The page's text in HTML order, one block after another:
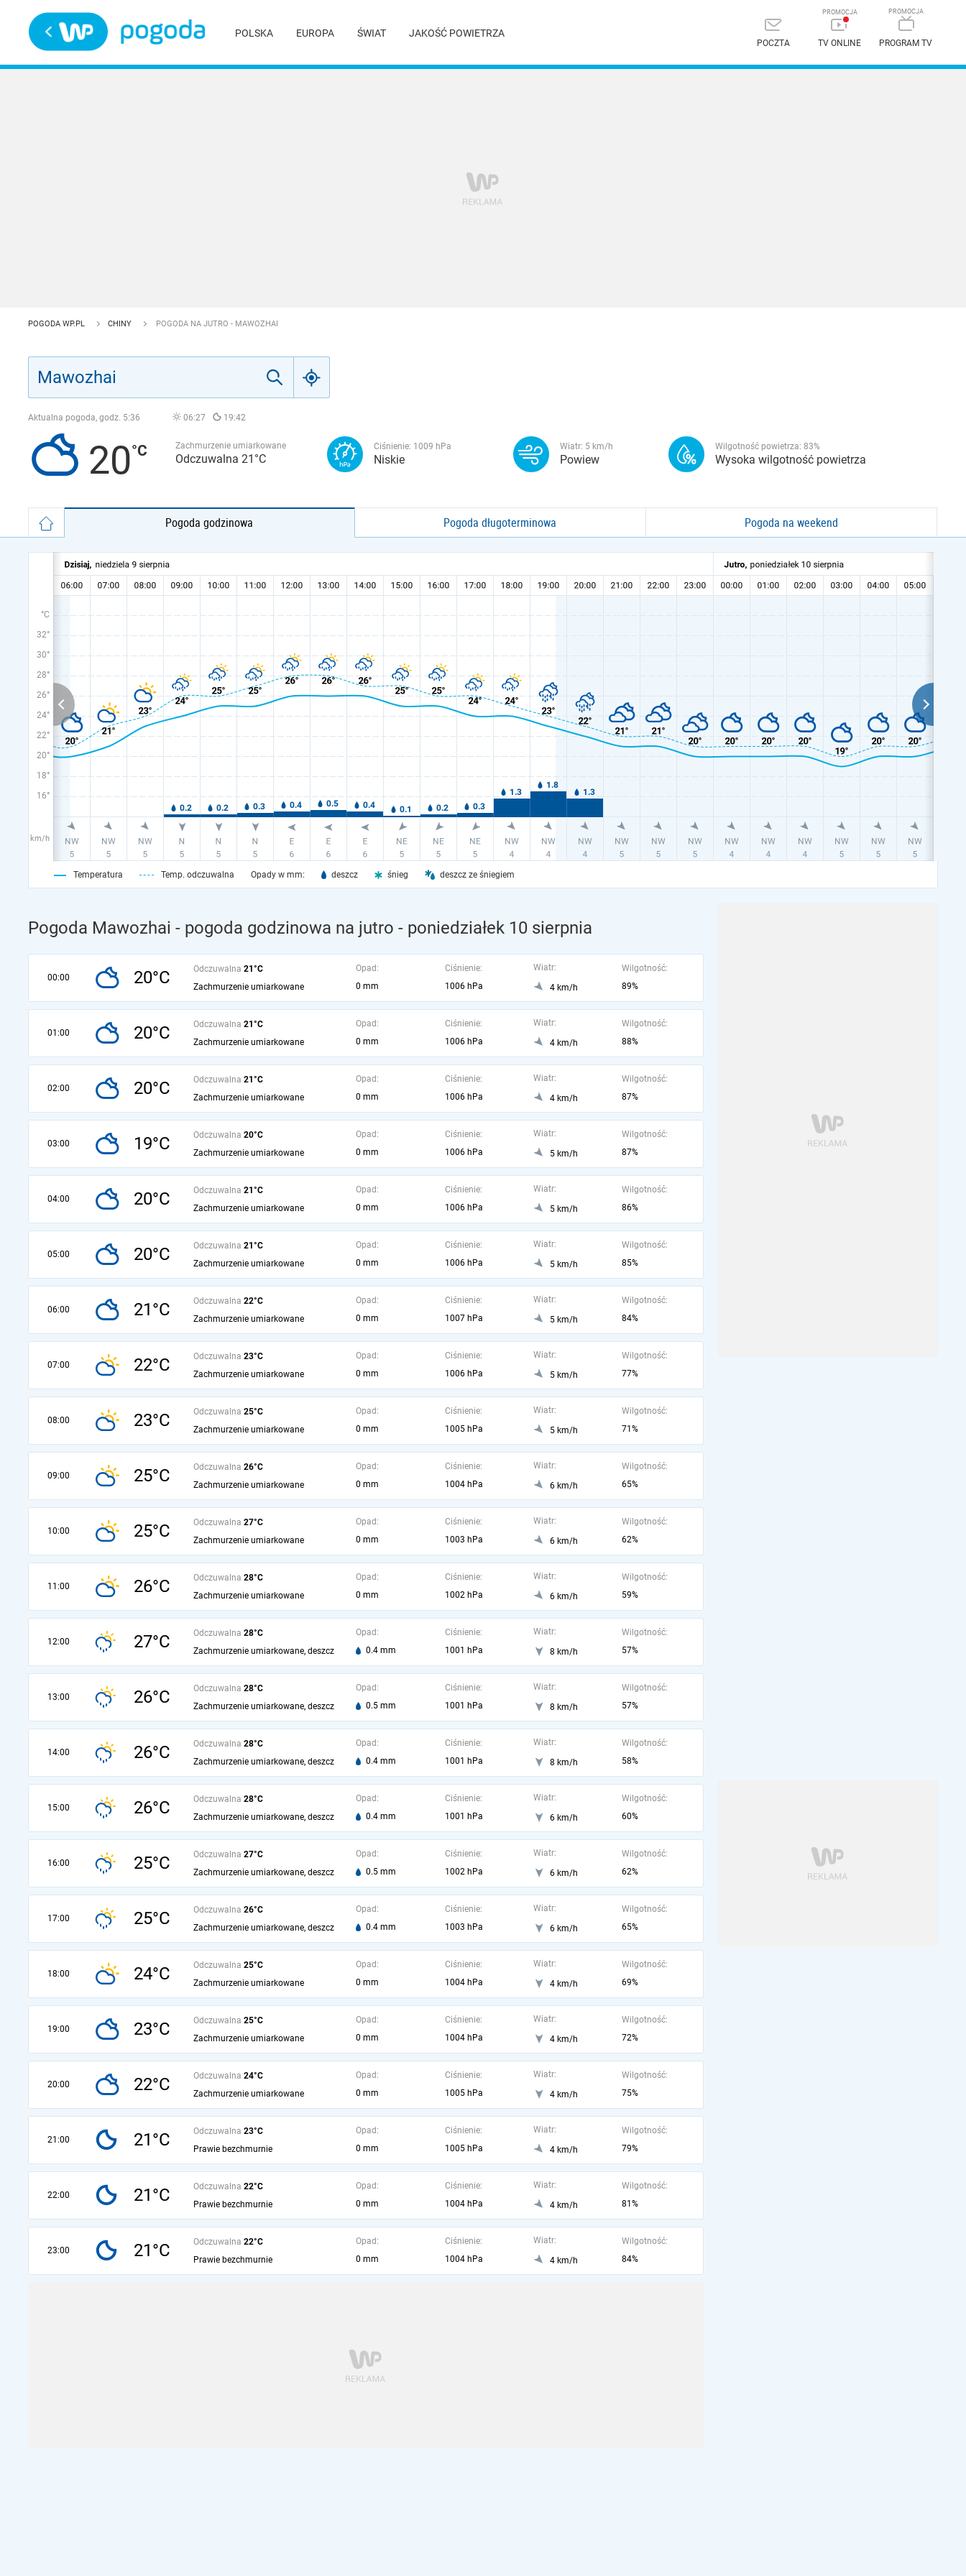
POLSKA EUROPA ŚWIAT JAKOŚĆ POWIETRZA
POCZTA TV ONLINE PROGRAM TV
POGODA WP.PL CHINY POGODA NA JUTRO - MAWOZHAI
Aktualna pogoda, godz. 5:36 06:27 19:42
20 Zachmurzenie umiarkowane
Odczuwalna 21°C
Ciśnienie: 1009 hPa
Niskie
Wiatr: 5 km/h
Powiew
Wilgotność powietrza: 83%
Wysoka wilgotność powietrza
Pogoda godzinowa Pogoda długoterminowa Pogoda na weekend
°C
32°
30°
28°
26°
24°
22°
20°
18°
16°
km/h
Temperatura Temp. odczuwalna Opady w mm: deszcz śnieg deszcz ze śniegiem
Pogoda Mawozhai - pogoda godzinowa na jutro - poniedziałek 10 sierpnia
00:00 20°C Odczuwalna 21°C
Zachmurzenie umiarkowane
Opad:
0 mm
Ciśnienie:
1006 hPa
Wiatr:
4 km/h
Wilgotność:
89%
01:00 20°C Odczuwalna 21°C
Zachmurzenie umiarkowane
Opad:
0 mm
Ciśnienie:
1006 hPa
Wiatr:
4 km/h
Wilgotność:
88%
02:00 20°C Odczuwalna 21°C
Zachmurzenie umiarkowane
Opad:
0 mm
Ciśnienie:
1006 hPa
Wiatr:
4 km/h
Wilgotność:
87%
03:00 19°C Odczuwalna 20°C
Zachmurzenie umiarkowane
Opad:
0 mm
Ciśnienie:
1006 hPa
Wiatr:
5 km/h
Wilgotność:
87%
04:00 20°C Odczuwalna 21°C
Zachmurzenie umiarkowane
Opad:
0 mm
Ciśnienie:
1006 hPa
Wiatr:
5 km/h
Wilgotność:
86%
05:00 20°C Odczuwalna 21°C
Zachmurzenie umiarkowane
Opad:
0 mm
Ciśnienie:
1006 hPa
Wiatr:
5 km/h
Wilgotność:
85%
06:00 21°C Odczuwalna 22°C
Zachmurzenie umiarkowane
Opad:
0 mm
Ciśnienie:
1007 hPa
Wiatr:
5 km/h
Wilgotność:
84%
07:00 22°C Odczuwalna 23°C
Zachmurzenie umiarkowane
Opad:
0 mm
Ciśnienie:
1006 hPa
Wiatr:
5 km/h
Wilgotność:
77%
08:00 23°C Odczuwalna 25°C
Zachmurzenie umiarkowane
Opad:
0 mm
Ciśnienie:
1005 hPa
Wiatr:
5 km/h
Wilgotność:
71%
09:00 25°C Odczuwalna 26°C
Zachmurzenie umiarkowane
Opad:
0 mm
Ciśnienie:
1004 hPa
Wiatr:
6 km/h
Wilgotność:
65%
10:00 25°C Odczuwalna 27°C
Zachmurzenie umiarkowane
Opad:
0 mm
Ciśnienie:
1003 hPa
Wiatr:
6 km/h
Wilgotność:
62%
11:00 26°C Odczuwalna 28°C
Zachmurzenie umiarkowane
Opad:
0 mm
Ciśnienie:
1002 hPa
Wiatr:
6 km/h
Wilgotność:
59%
12:00 27°C Odczuwalna 28°C
Zachmurzenie umiarkowane, deszcz
Opad:
0.4 mm
Ciśnienie:
1001 hPa
Wiatr:
8 km/h
Wilgotność:
57%
13:00 26°C Odczuwalna 28°C
Zachmurzenie umiarkowane, deszcz
Opad:
0.5 mm
Ciśnienie:
1001 hPa
Wiatr:
8 km/h
Wilgotność:
57%
14:00 26°C Odczuwalna 28°C
Zachmurzenie umiarkowane, deszcz
Opad:
0.4 mm
Ciśnienie:
1001 hPa
Wiatr:
8 km/h
Wilgotność:
58%
15:00 26°C Odczuwalna 28°C
Zachmurzenie umiarkowane, deszcz
Opad:
0.4 mm
Ciśnienie:
1001 hPa
Wiatr:
6 km/h
Wilgotność:
60%
16:00 25°C Odczuwalna 27°C
Zachmurzenie umiarkowane, deszcz
Opad:
0.5 mm
Ciśnienie:
1002 hPa
Wiatr:
6 km/h
Wilgotność:
62%
17:00 25°C Odczuwalna 26°C
Zachmurzenie umiarkowane, deszcz
Opad:
0.4 mm
Ciśnienie:
1003 hPa
Wiatr:
6 km/h
Wilgotność:
65%
18:00 24°C Odczuwalna 25°C
Zachmurzenie umiarkowane
Opad:
0 mm
Ciśnienie:
1004 hPa
Wiatr:
4 km/h
Wilgotność:
69%
19:00 23°C Odczuwalna 25°C
Zachmurzenie umiarkowane
Opad:
0 mm
Ciśnienie:
1004 hPa
Wiatr:
4 km/h
Wilgotność:
72%
20:00 22°C Odczuwalna 24°C
Zachmurzenie umiarkowane
Opad:
0 mm
Ciśnienie:
1005 hPa
Wiatr:
4 km/h
Wilgotność:
75%
21:00 21°C Odczuwalna 23°C
Prawie bezchmurnie
Opad:
0 mm
Ciśnienie:
1005 hPa
Wiatr:
4 km/h
Wilgotność:
79%
22:00 21°C Odczuwalna 22°C
Prawie bezchmurnie
Opad:
0 mm
Ciśnienie:
1004 hPa
Wiatr:
4 km/h
Wilgotność:
81%
23:00 21°C Odczuwalna 22°C
Prawie bezchmurnie
Opad:
0 mm
Ciśnienie:
1004 hPa
Wiatr:
4 km/h
Wilgotność:
84%